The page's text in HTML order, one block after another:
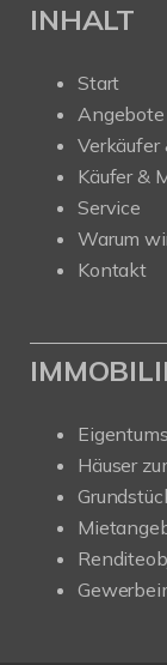
INHALT
Start
Angebote
Verkäufer
Käufer &
Service
Warum
Kontakt
Häuser